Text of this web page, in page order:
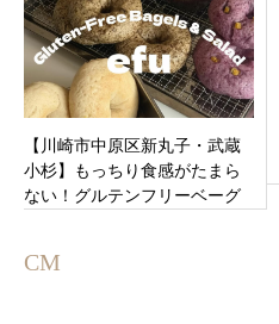
【川崎市中原区新丸子・武蔵
小杉】もっちり食感がたまら
ない！グルテンフリーベーグ
CM